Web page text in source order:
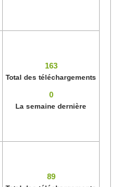
163
Total des téléchargements
0
La semaine dernière
89